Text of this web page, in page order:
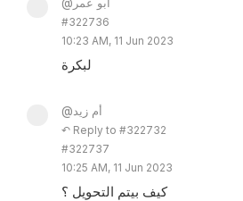
#322736
10:23 AM, 11 Jun 2023
لبكرة
@أم زيد
↶ Reply to #322732
#322737
10:25 AM, 11 Jun 2023
كيف بيتم التحويل ؟